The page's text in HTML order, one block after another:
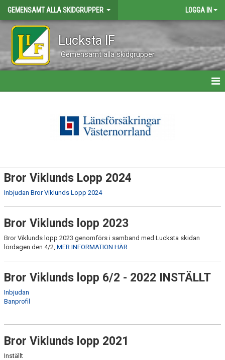
GEMENSAMT ALLA SKIDGRUPPER LOGGA IN
Lucksta IF
Gemensamt alla skidgrupper
TÄVLING
LÄNGDFESTIVALEN
LANTZ CROSSEN
LUCKSTA SKIDAN
Bror Viklunds Lopp 2024
Inbjudan Bror Viklunds Lopp 2024
Bror Viklunds lopp 2023
Bror Viklunds lopp 2023 genomförs i samband med Lucksta skidan
lördagen den 4/2, MER INFORMATION HÄR
Bror Viklunds lopp 6/2 - 2022 INSTÄLLT
Inbjudan
Banprofil
Bror Viklunds lopp 2021
Inställt